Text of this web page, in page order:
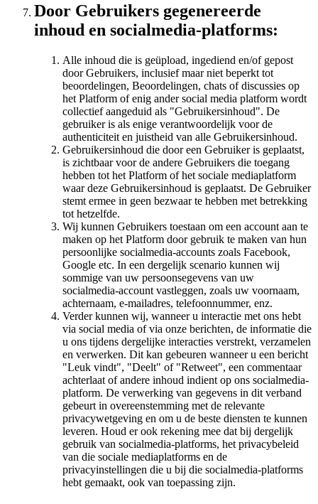
Door Gebruikers gegenereerde
inhoud en socialmedia-platforms:
Alle inhoud die is geüpload, ingediend en/of gepost
door Gebruikers, inclusief maar niet beperkt tot
beoordelingen, Beoordelingen, chats of discussies op
het Platform of enig ander social media platform wordt
collectief aangeduid als "Gebruikersinhoud". De
gebruiker is als enige verantwoordelijk voor de
authenticiteit en juistheid van alle Gebruikersinhoud.
Gebruikersinhoud die door een Gebruiker is geplaatst,
is zichtbaar voor de andere Gebruikers die toegang
hebben tot het Platform of het sociale mediaplatform
waar deze Gebruikersinhoud is geplaatst. De Gebruiker
stemt ermee in geen bezwaar te hebben met betrekking
tot hetzelfde.
Wij kunnen Gebruikers toestaan om een account aan te
maken op het Platform door gebruik te maken van hun
persoonlijke socialmedia-accounts zoals Facebook,
Google etc. In een dergelijk scenario kunnen wij
sommige van uw persoonsegevens van uw
socialmedia-account vastleggen, zoals uw voornaam,
achternaam, e-mailadres, telefoonnummer, enz.
Verder kunnen wij, wanneer u interactie met ons hebt
via social media of via onze berichten, de informatie die
u ons tijdens dergelijke interacties verstrekt, verzamelen
en verwerken. Dit kan gebeuren wanneer u een bericht
"Leuk vindt", "Deelt" of "Retweet", een commentaar
achterlaat of andere inhoud indient op ons socialmedia-
platform. De verwerking van gegevens in dit verband
gebeurt in overeenstemming met de relevante
privacywetgeving en om u de beste diensten te kunnen
leveren. Houd er ook rekening mee dat bij dergelijk
gebruik van socialmedia-platforms, het privacybeleid
van die sociale mediaplatforms en de
privacyinstellingen die u bij die socialmedia-platforms
hebt gemaakt, ook van toepassing zijn.